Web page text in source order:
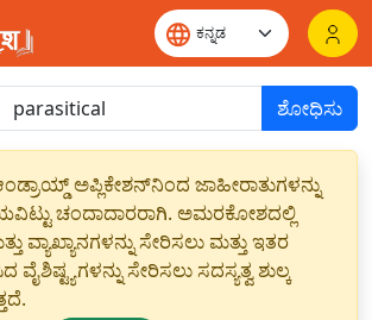
ಶೋಧಿಸು
ಅಪ್ಲಿಕೇಶನ್‌ನಿಂದ ಜಾಹೀರಾತುಗಳನ್ನು
ಚಂದಾದಾರರಾಗಿ. ಅಮರಕೋಶದಲ್ಲಿ
ವ್ಯಾಖ್ಯಾನಗಳನ್ನು ಸೇರಿಸಲು ಮತ್ತು ಇತರ
ಸೇರಿಸಲು ಸದಸ್ಯತ್ವ ಶುಲ್ಕ